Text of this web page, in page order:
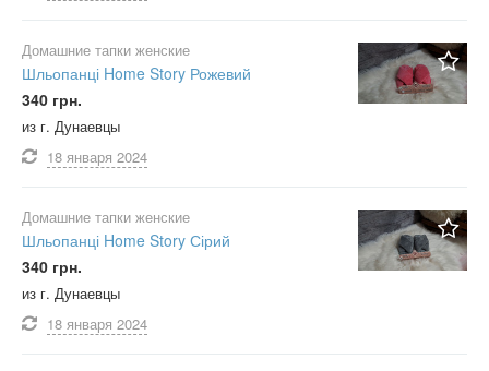
Домашние тапки женские
Шльопанці Home Story Рожевий
340 грн.
из г. Дунаевцы
18 января 2024
Домашние тапки женские
Шльопанці Home Story Сірий
340 грн.
из г. Дунаевцы
18 января 2024